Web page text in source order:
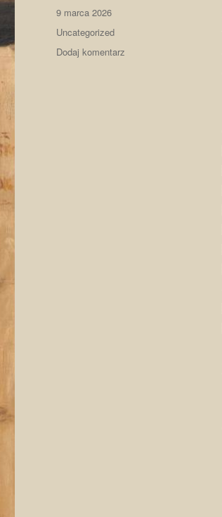
Data
publikacji
9 marca 2026
Kategorie
Uncategorized
Dodaj komentarz